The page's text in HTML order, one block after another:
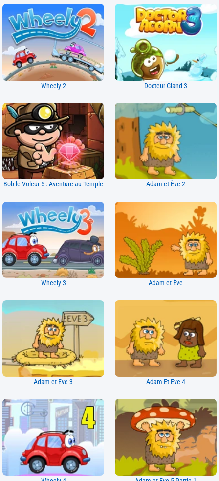
Wheely 2 Docteur Gland 3
Bob le Voleur 5 : Aventure au Temple Adam et Ève 2
Wheely 3 Adam et Ève
Adam et Eve 3 Adam Et Eve 4